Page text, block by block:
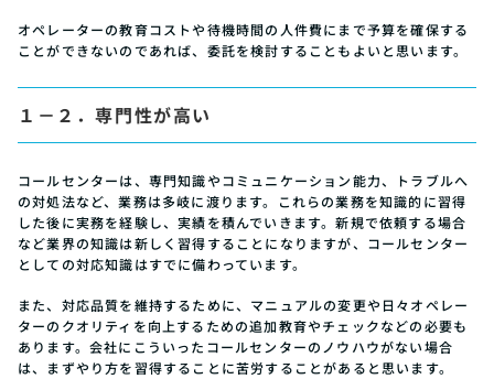
オペレーターの教育コストや待機時間の人件費にまで予算を確保する
ことができないのであれば、委託を検討することもよいと思います。
１－２．専門性が高い
コールセンターは、専門知識やコミュニケーション能力、トラブルへ
の対処法など、業務は多岐に渡ります。これらの業務を知識的に習得
した後に実務を経験し、実績を積んでいきます。新規で依頼する場合
など業界の知識は新しく習得することになりますが、コールセンター
としての対応知識はすでに備わっています。
また、対応品質を維持するために、マニュアルの変更や日々オペレー
ターのクオリティを向上するための追加教育やチェックなどの必要も
あります。会社にこういったコールセンターのノウハウがない場合
は、まずやり方を習得することに苦労することがあると思います。